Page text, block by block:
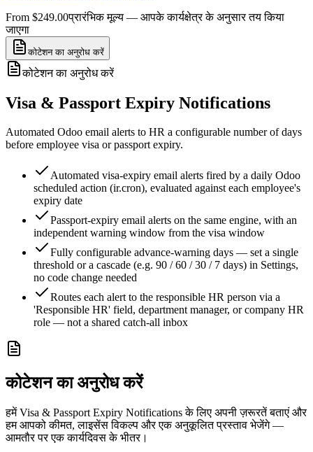
From $249.00प्रारंभिक मूल्य — आपके कार्यक्षेत्र के अनुसार तय किया
जाएगा
कोटेशन का अनुरोध करें
कोटेशन का अनुरोध करें
Visa & Passport Expiry Notifications
Automated Odoo email alerts to HR a configurable number of days
before employee visa or passport expiry.
Automated visa-expiry email alerts fired by a daily Odoo
scheduled action (ir.cron), evaluated against each employee's
expiry date
Passport-expiry email alerts on the same engine, with an
independent warning window from the visa window
Fully configurable advance-warning days — set a single
threshold or a cascade (e.g. 90 / 60 / 30 / 7 days) in Settings,
no code change needed
Routes each alert to the responsible HR person via a
'Responsible HR' field, department manager, or company HR
role — not a shared catch-all inbox
कोटेशन का अनुरोध करें
हमें Visa & Passport Expiry Notifications के लिए अपनी ज़रूरतें बताएं और
हम आपको कीमत, लाइसेंस विकल्प और एक अनुकूलित प्रस्ताव भेजेंगे —
आमतौर पर एक कार्यदिवस के भीतर।